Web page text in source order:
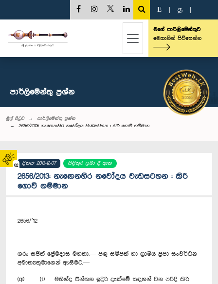
02
E த
මගේ පාර්ලිමේන්තුව
මෙතැනින් පිවිසෙන්න
පාර්ලි‌මේන්තු‌ ප්‍රශ්න
මුල් පිටුව
පාර්ලි‌මේන්තු‌ ප්‍රශ්න
2656/2013: නැ‍ඟෙනහිර නවෝදය වැඩසටහන : කිරි ගොවි ගම්මාන
දිනය: 2013-12-07 පිළිතුර ලබා දී ඇත
2656/2013: නැ‍ඟෙනහිර නවෝදය වැඩසටහන : කිරි
ගොවි ගම්මාන
2656/’12
ගරු සජිත් ප්‍රේමදාස මහතා,— පශු සම්පත් හා ග්‍රාමීය ප්‍රජා සංවර්ධන
අමාත්‍යතුමාගෙන් ඇසීමට,—
(අ) (i) මහින්ද චින්තන ඉදිරි දැක්මේ සඳහන් වන පරිදි කිරි